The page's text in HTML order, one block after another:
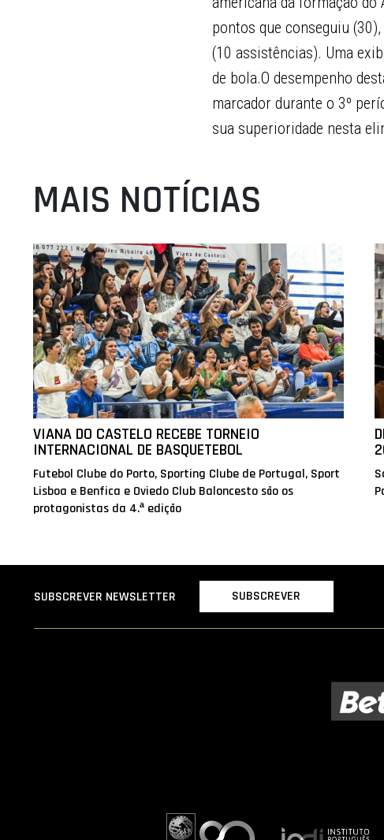
pontos que conseguiu
(10 assistências). Uma
de bola.O desempenho
marcador durante o 3º
sua superioridade nesta
MAIS NOTÍCIAS
VIANA DO CASTELO RECEBE TORNEIO
INTERNACIONAL DE BASQUETEBOL
Futebol Clube do Porto, Sporting Clube de Portugal, Sport
Lisboa e Benfica e Oviedo Club Baloncesto são os
protagonistas da 4.ª edição
SUBSCREVER NEWSLETTER SUBSCREVER